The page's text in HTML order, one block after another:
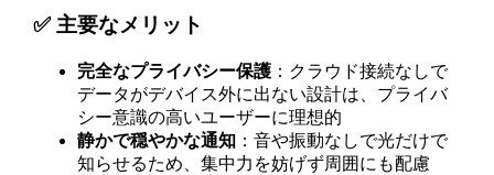
✅ 主要なメリット
完全なプライバシー保護 ：クラウド接続なしで
データがデバイス外に出ない設計は、プライバ
シー意識の高いユーザーに理想的
静かで穏やかな通知 ：音や振動なしで光だけで
知らせるため、集中力を妨げず周囲にも配慮